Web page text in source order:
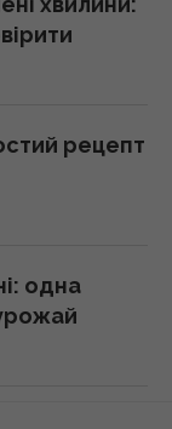
рецепт
одна